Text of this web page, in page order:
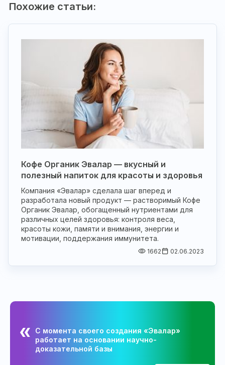
Похожие статьи:
Кофе Органик Эвалар — вкусный и
полезный напиток для красоты и здоровья
Компания «Эвалар» сделала шаг вперед и
разработала новый продукт — растворимый Кофе
Органик Эвалар, обогащенный нутриентами для
различных целей здоровья: контроля веса,
красоты кожи, памяти и внимания, энергии и
мотивации, поддержания иммунитета.
1662 02.06.2023
С момента своего создания «Эвалар»
работает на основании научно-
доказательной базы